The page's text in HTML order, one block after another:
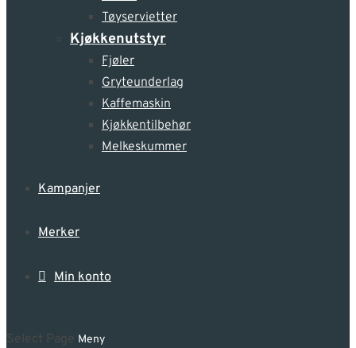
Tøyservietter
Kjøkkenutstyr
Fjøler
Gryteunderlag
Kaffemaskin
Kjøkkentilbehør
Melkeskummer
Kampanjer
Merker
Min konto
Select Page